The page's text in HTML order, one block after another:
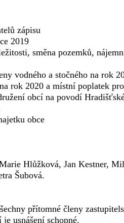
zápisu
2019
směna pozemků,
vodného a stočného na rok
rok 2020 a místní poplatek
obcí na povodí
obce
Hlůžková, Jan Kestner,
Šubová.
přítomné členy
usnášení schopné.